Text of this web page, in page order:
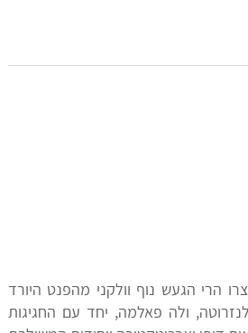
הרי הגעש נוף וולקני מהפנט היורד
ולה פאלמה, יחד עם החגיגות